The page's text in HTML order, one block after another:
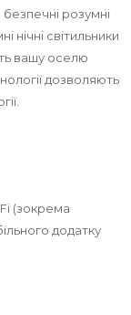
розумні
нічні світильники
вашу оселю
дозволяють
(зокрема
додатку